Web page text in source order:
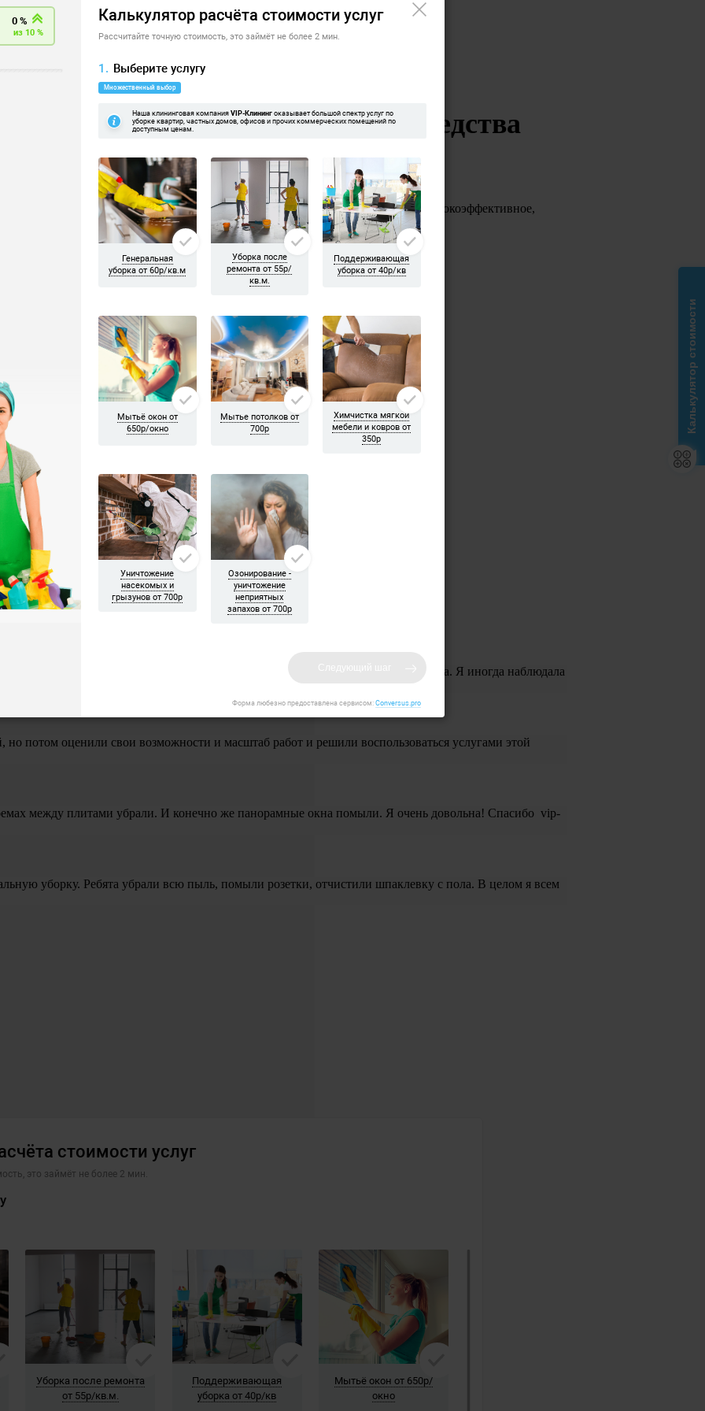
оборудование и средства
Поэтому мы не экономим на качестве. Мы используем только высокоэффективное,
приехала бригада из трёх девушек. Если не ошибаюсь Елена, Ольга и Галина. Я иногда наблюдала
мешают, всем довольна! Спасибо)
потом оценили свои возможности и масштаб работ и решили воспользоваться услугами этой
между плитами убрали. И конечно же панорамные окна помыли. Я очень довольна! Спасибо vip-
уборку. Ребята убрали всю пыль, помыли розетки, отчистили шпаклевку с пола. В целом я всем
Калькулятор стоимости